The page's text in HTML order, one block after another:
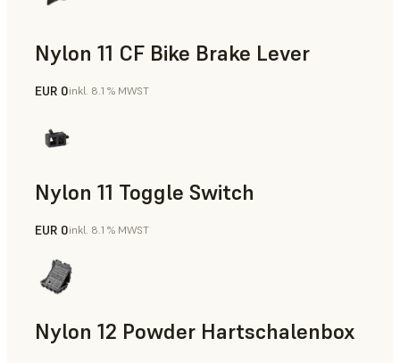
Nylon 11 CF Bike Brake Lever
SLS-Pulver
EUR 0inkl. 8.1 % MWST
Nylon 11 Toggle Switch
SLS-Pulver
EUR 0inkl. 8.1 % MWST
Nylon 12 Powder Hartschalenbox